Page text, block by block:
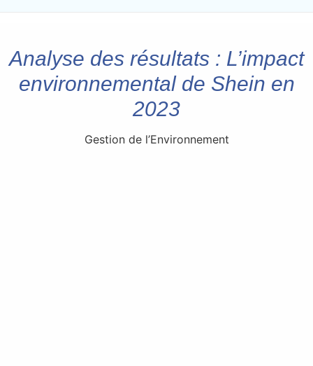
Analyse des résultats : L’impact
environnemental de Shein en
2023
Gestion de l’Environnement